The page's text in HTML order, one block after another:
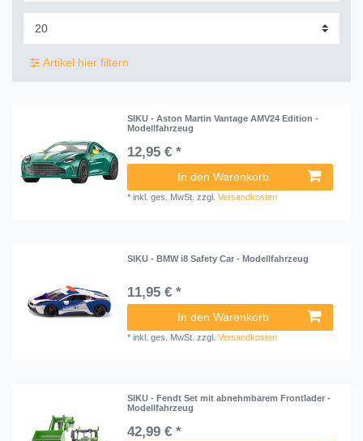
Artikel hier filtern
SIKU - Aston Martin Vantage AMV24 Edition -
Modellfahrzeug
12,95 € *
In den Warenkorb
*inkl. ges. MwSt. zzgl.Versandkosten
SIKU - BMW i8 Safety Car - Modellfahrzeug
11,95 € *
In den Warenkorb
*inkl. ges. MwSt. zzgl.Versandkosten
SIKU - Fendt Set mit abnehmbarem Frontlader -
Modellfahrzeug
42,99 € *